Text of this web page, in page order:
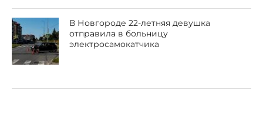
В Новгороде 22-летняя девушка
отправила в больницу
электросамокатчика